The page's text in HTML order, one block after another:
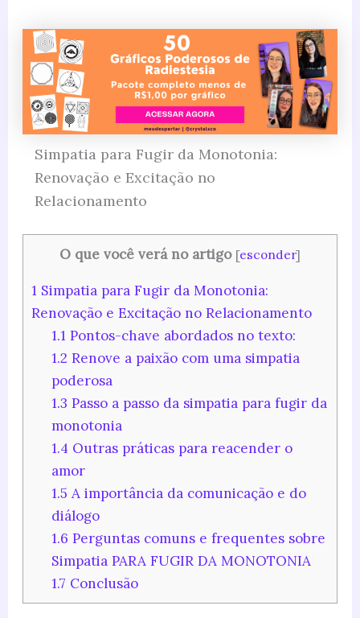
Simpatia para Fugir da Monotonia:
Renovação e Excitação no
Relacionamento
O que você verá no artigo [esconder]
1Simpatia para Fugir da Monotonia:
Renovação e Excitação no Relacionamento
1.1 Pontos-chave abordados no texto:
1.2 Renove a paixão com uma simpatia
poderosa
1.3 Passo a passo da simpatia para fugir da
monotonia
1.4 Outras práticas para reacender o
amor
1.5 A importância da comunicação e do
diálogo
1.6 Perguntas comuns e frequentes sobre
Simpatia PARA FUGIR DA MONOTONIA
1.7 Conclusão